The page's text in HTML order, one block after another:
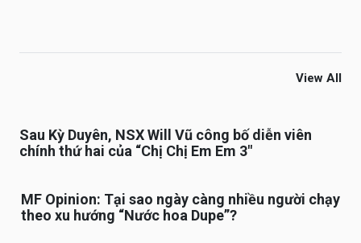
View All
Sau Kỳ Duyên, NSX Will Vũ công bố diễn viên
chính thứ hai của “Chị Chị Em Em 3″
MF Opinion: Tại sao ngày càng nhiều người chạy
theo xu hướng “Nước hoa Dupe”?